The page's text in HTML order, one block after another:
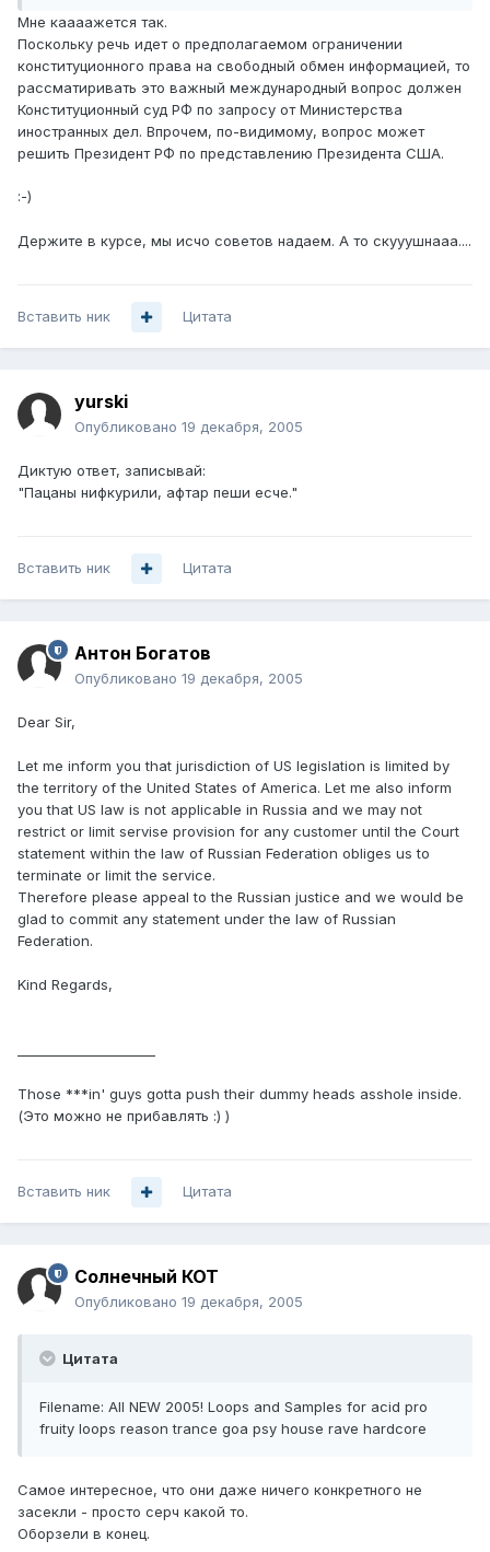
Мне каааажется так.
Поскольку речь идет о предполагаемом ограничении
конституционного права на свободный обмен информацией, то
рассматиривать это важный международный вопрос должен
Конституционный суд РФ по запросу от Министерства
иностранных дел. Впрочем, по-видимому, вопрос может
решить Президент РФ по представлению Президента США.
:-)
Держите в курсе, мы исчо советов надаем. А то скууушнааа....
Вставить ник Цитата
yurski
Опубликовано 19 декабря, 2005
Диктую ответ, записывай:
"Пацаны нифкурили, афтар пеши есче."
Вставить ник Цитата
Антон Богатов
Опубликовано 19 декабря, 2005
Dear Sir,
Let me inform you that jurisdiction of US legislation is limited by
the territory of the United States of America. Let me also inform
you that US law is not applicable in Russia and we may not
restrict or limit servise provision for any customer until the Court
statement within the law of Russian Federation obliges us to
terminate or limit the service.
Therefore please appeal to the Russian justice and we would be
glad to commit any statement under the law of Russian
Federation.
Kind Regards,
Those ***in' guys gotta push their dummy heads asshole inside.
(Это можно не прибавлять :) )
Вставить ник Цитата
Солнечный КОТ
Опубликовано 19 декабря, 2005
Цитата
Filename: All NEW 2005! Loops and Samples for acid pro
fruity loops reason trance goa psy house rave hardcore
Самое интересное, что они даже ничего конкретного не
засекли - просто серч какой то.
Оборзели в конец.